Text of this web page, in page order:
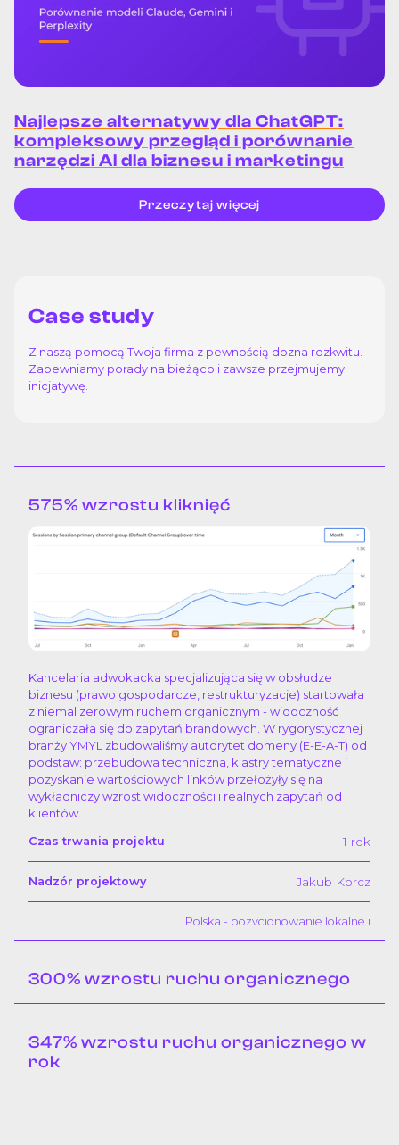
Najlepsze alternatywy dla ChatGPT:
kompleksowy przegląd i porównanie
narzędzi AI dla biznesu i marketingu
Przeczytaj więcej
Case study
Z naszą pomocą Twoja firma z pewnością dozna rozkwitu.
Zapewniamy porady na bieżąco i zawsze przejmujemy
inicjatywę.
575% wzrostu kliknięć
Kancelaria adwokacka specjalizująca się w obsłudze
biznesu (prawo gospodarcze, restrukturyzacje) startowała
z niemal zerowym ruchem organicznym - widoczność
ograniczała się do zapytań brandowych. W rygorystycznej
branży YMYL zbudowaliśmy autorytet domeny (E-E-A-T) od
podstaw: przebudowa techniczna, klastry tematyczne i
pozyskanie wartościowych linków przełożyły się na
wykładniczy wzrost widoczności i realnych zapytań od
klientów.
Czas trwania projektu 1 rok
Nadzór projektowy Jakub Korcz
Polska - pozycjonowanie lokalne i
ogólnopolskie
Efekt współpracy Wzrost kliknięć o 575%
Przeczytaj o projekcie
300% wzrostu ruchu organicznego
kontynuowaliśmy współpracę, dostosowując strategię do
zmian w algorytmach Google i rosnącej konkurencji w
347% wzrostu ruchu organicznego w
rok